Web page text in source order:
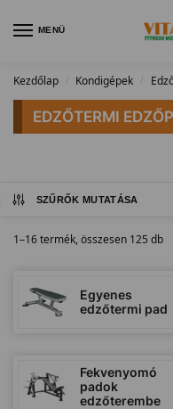
MENÜ
Kezdőlap / Kondigépek /
EDZŐTERMI
SZŰRŐK MUTATÁSA
1–16 termék, összesen 125 db
Egyenes
edzőtermi pad
Fekvenyomó
padok
edzőterembe